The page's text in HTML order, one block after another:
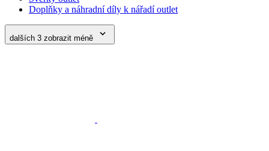
Doplňky a náhradní díly k nářadí outlet
dalších 3 zobrazit méně